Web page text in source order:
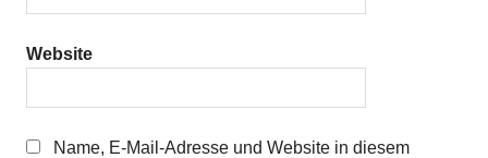
Website
Name, E-Mail-Adresse und Website in diesem